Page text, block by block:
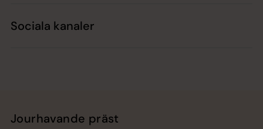
Sociala kanaler
Jourhavande präst